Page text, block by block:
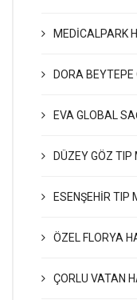
MEDİCALPARK
DORA BEYTEPE
EVA GLOBAL
DÜZEY GÖZ TIP
ESENŞEHİR TIP
ÖZEL FLORYA
ÇORLU VATAN